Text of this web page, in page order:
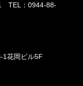
TEL： 0944-88-
1花岡ビル5F